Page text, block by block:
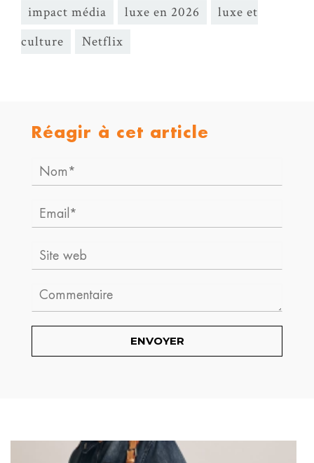
impact média luxe en 2026
luxe et
culture
Netflix
Réagir à cet article
Nom*
Email*
Site
web
Comment